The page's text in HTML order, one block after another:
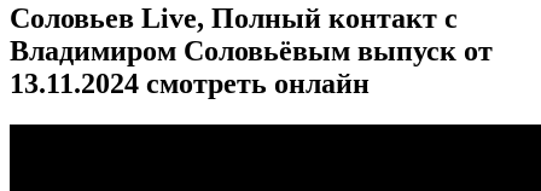
Соловьев Live, Полный контакт с
Владимиром Соловьёвым выпуск от
13.11.2024 смотреть онлайн